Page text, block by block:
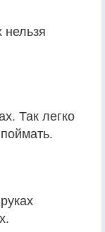
нельзя
Так легко